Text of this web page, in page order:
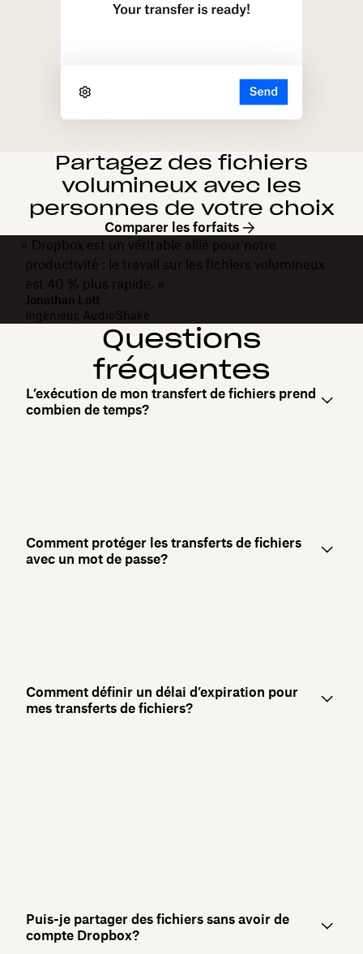
Partagez des fichiers
volumineux avec les
personnes de votre choix
Comparer les forfaits
« Dropbox est un véritable allié pour notre
productivité : le travail sur les fichiers volumineux
est 40 % plus rapide. »
Jonathan Lott
Ingénieur, AudioShake
Questions
fréquentes
L’exécution de mon transfert de fichiers prend
combien de temps?
Comment protéger les transferts de fichiers
avec un mot de passe?
Comment définir un délai d’expiration pour
mes transferts de fichiers?
Puis-je partager des fichiers sans avoir de
compte Dropbox?